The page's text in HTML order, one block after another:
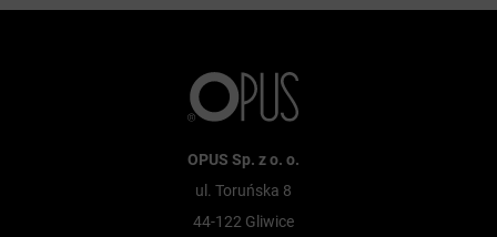
OPUS Sp. z o. o.
ul. Toruńska 8
44-122 Gliwice